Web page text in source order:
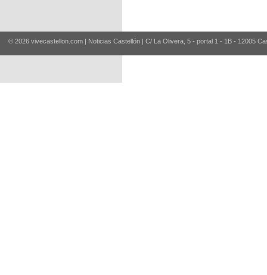
© 2026 vivecastellon.com | Noticias Castellón | C/ La Olivera, 5 - portal 1 - 1B - 12005